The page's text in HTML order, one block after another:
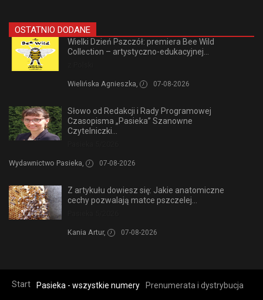
OSTATNIO DODANE
Wielki Dzień Pszczół: premiera Bee Wild
Collection – artystyczno-edukacyjnej...
Wielińska Agnieszka, 07-08-2026
Słowo od Redakcji i Rady Programowej
Czasopisma „Pasieka” Szanowne
Czytelniczki...
Wydawnictwo Pasieka, 07-08-2026
Z artykułu dowiesz się: Jakie anatomiczne
cechy pozwalają matce pszczelej...
Kania Artur, 07-08-2026
Start Pasieka - wszystkie numery Prenumerata i dystrybucja